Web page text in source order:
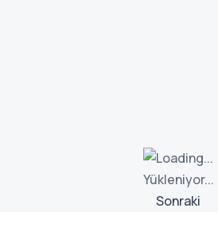
Yükleniyor...
Sonraki